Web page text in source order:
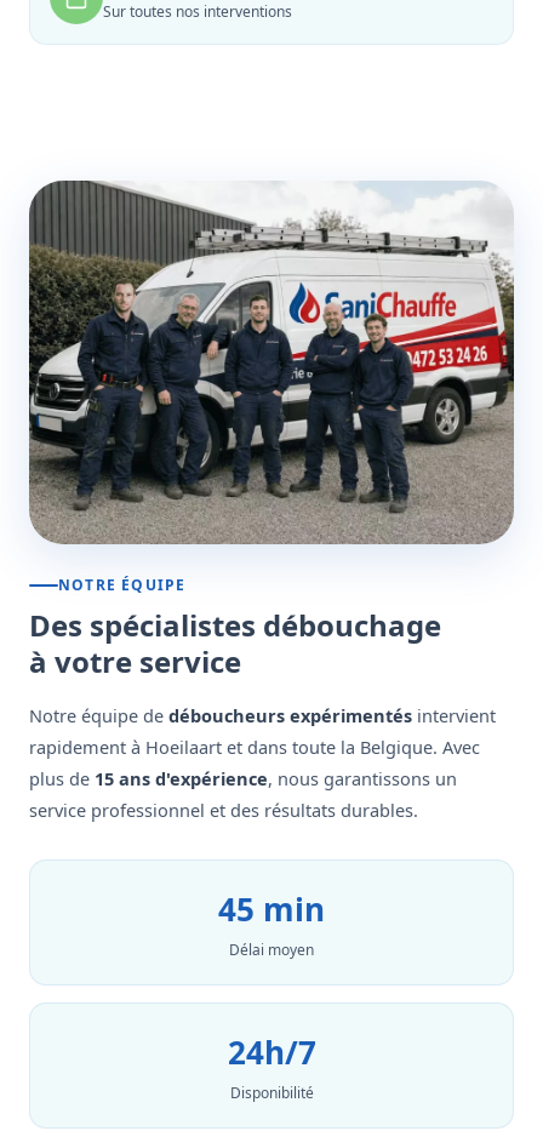
Sur toutes nos interventions
NOTRE ÉQUIPE
Des spécialistes débouchage
à votre service
Notre équipe de déboucheurs expérimentés intervient
rapidement à Hoeilaart et dans toute la Belgique. Avec
plus de 15 ans d'expérience, nous garantissons un
service professionnel et des résultats durables.
45 min
Délai moyen
24h/7
Disponibilité